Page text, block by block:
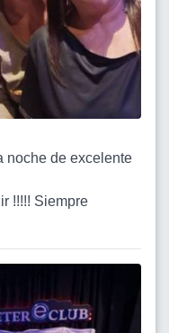
noche de excelente
!!!!! Siempre